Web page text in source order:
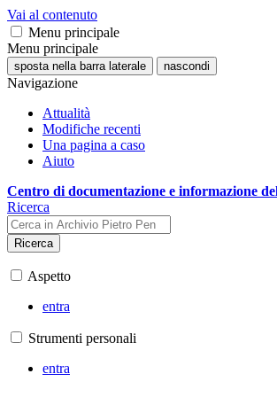
Vai al contenuto
Menu principale
Menu principale
sposta nella barra laterale nascondi
Navigazione
Attualità
Modifiche recenti
Una pagina a caso
Aiuto
Centro di documentazione e informazione
Ricerca
Ricerca
Aspetto
entra
Strumenti personali
entra